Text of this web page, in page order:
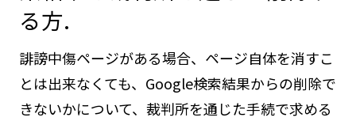
る方.
誹謗中傷ページがある場合、ページ自体を消すこ
とは出来なくても、Google検索結果からの削除で
きないかについて、裁判所を通じた手続で求める